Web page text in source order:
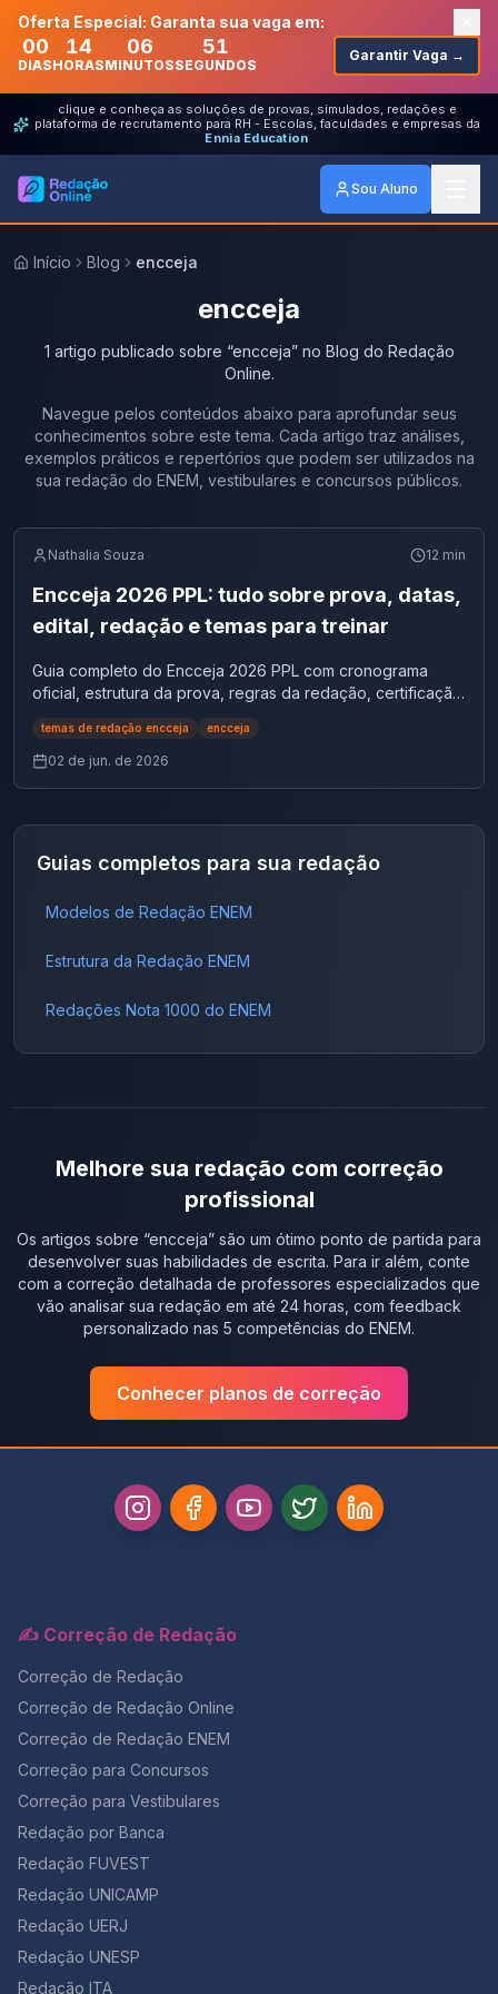
Oferta Especial: Garanta sua vaga em:
00
DIAS
14
HORAS
06
MINUTOS
51
SEGUNDOS
Garantir Vaga →
clique e conheça as soluções de provas, simulados, redações e
plataforma de recrutamento para RH - Escolas, faculdades e empresas da
Ennia Education
Sou Aluno
Início Blog encceja
encceja
1 artigo publicado sobre “encceja” no Blog do Redação
Online.
Navegue pelos conteúdos abaixo para aprofundar seus
conhecimentos sobre este tema. Cada artigo traz análises,
exemplos práticos e repertórios que podem ser utilizados na
sua redação do ENEM, vestibulares e concursos públicos.
Nathalia Souza 12 min
Encceja 2026 PPL: tudo sobre prova, datas,
edital, redação e temas para treinar
Guia completo do Encceja 2026 PPL com cronograma
oficial, estrutura da prova, regras da redação, certificação
e temas possíveis para praticar.
temas de redação encceja encceja
02 de jun. de 2026
Guias completos para sua redação
Modelos de Redação ENEM
Estrutura da Redação ENEM
Redações Nota 1000 do ENEM
Melhore sua redação com correção
profissional
Os artigos sobre “encceja” são um ótimo ponto de partida para
desenvolver suas habilidades de escrita. Para ir além, conte
com a correção detalhada de professores especializados que
vão analisar sua redação em até 24 horas, com feedback
personalizado nas 5 competências do ENEM.
Conhecer planos de correção
✍️ Correção de Redação
Correção de Redação
Correção de Redação Online
Correção de Redação ENEM
Correção para Concursos
Correção para Vestibulares
Redação por Banca
Redação FUVEST
Redação UNICAMP
Redação UERJ
Redação UNESP
Redação ITA